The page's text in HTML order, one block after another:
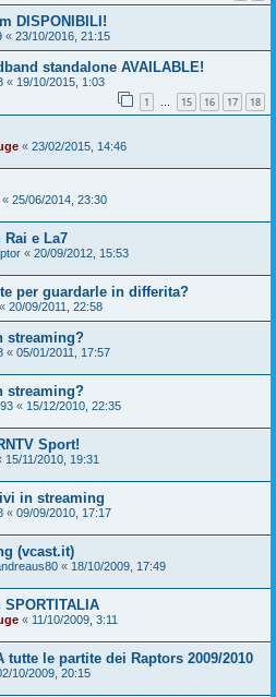
DISPONIBILI!
« 23/10/2016, 21:15
standalone AVAILABLE!
« 19/10/2015, 1:03
1 … 15 16 17 18
« 23/02/2015, 14:46
« 25/06/2014, 23:30
Rai e La7
« 20/09/2012, 15:53
per guardarle in differita?
« 20/09/2011, 22:58
streaming?
« 05/01/2011, 17:57
streaming?
« 15/12/2010, 22:35
Sport!
15/11/2010, 19:31
in streaming
« 09/09/2010, 17:17
(vcast.it)
« 18/10/2009, 17:49
« 11/10/2009, 3:11
tutte le partite dei Raptors 2009/2010
10/2009, 20:15